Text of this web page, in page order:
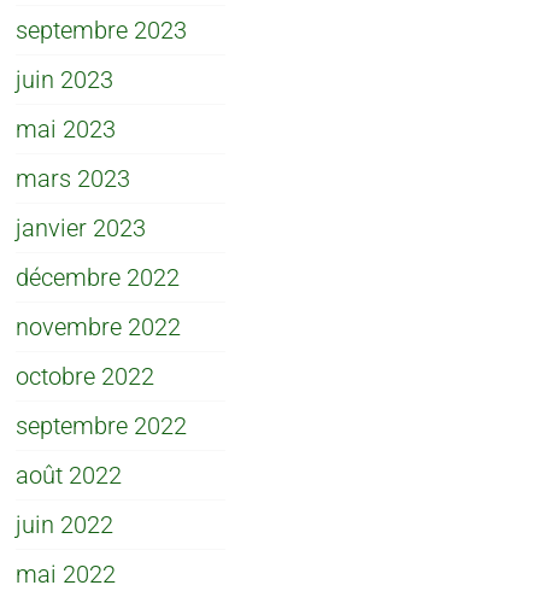
septembre 2023
juin 2023
mai 2023
mars 2023
janvier 2023
décembre 2022
novembre 2022
octobre 2022
septembre 2022
août 2022
juin 2022
mai 2022